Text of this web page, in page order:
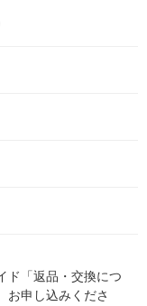
ド「返品・交換につ
お申し込みくださ